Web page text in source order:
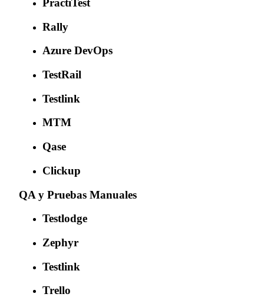
PractiTest
Rally
Azure DevOps
TestRail
Testlink
MTM
Qase
Clickup
QA y Pruebas Manuales
Testlodge
Zephyr
Testlink
Trello